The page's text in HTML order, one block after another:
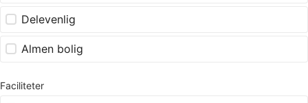
Delevenlig
Almen bolig
Faciliteter